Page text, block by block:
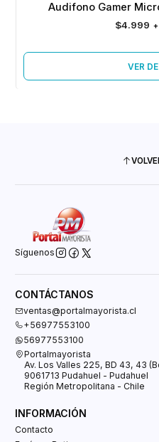
Audifono Gamer
$4.999
VER
Síguenos
CONTÁCTANOS
ventas@portalmayorista.cl
+56977553100
56977553100
Portalmayorista
Av. Los Valles 225, BD 43, 43
9061713 Pudahuel - Pudahuel
Región Metropolitana - Chile
INFORMACIÓN
Contacto